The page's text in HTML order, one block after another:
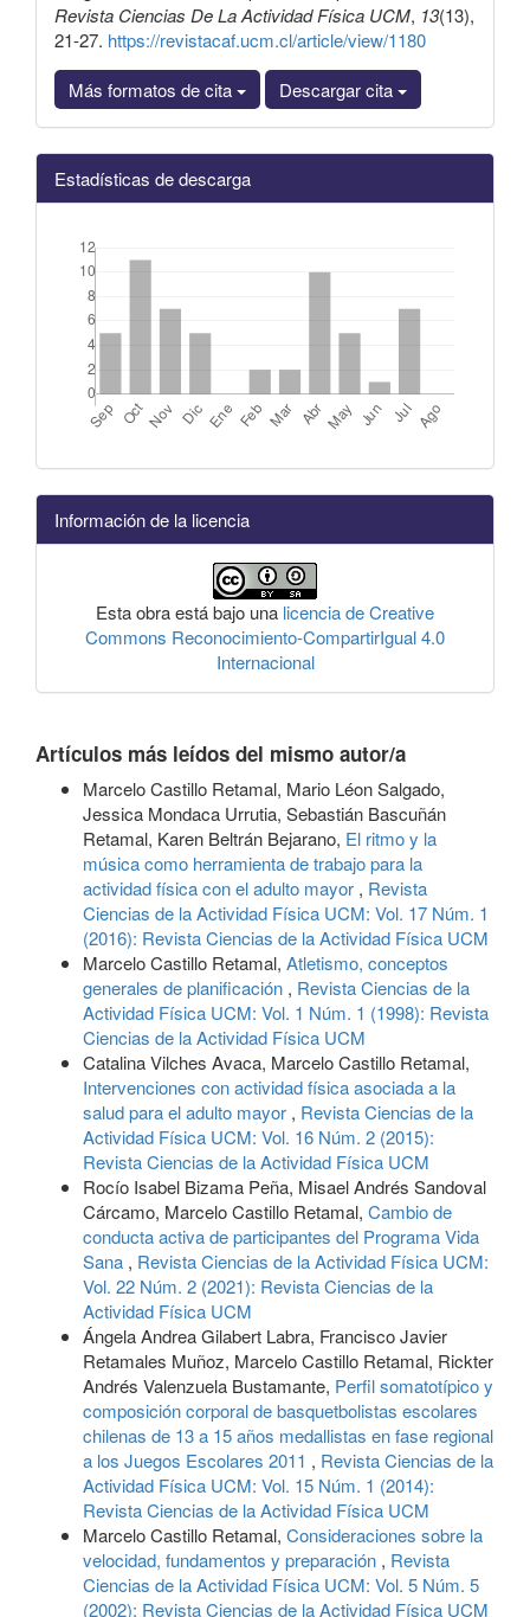
Revista Ciencias De La Actividad Física UCM, 13(13),
21-27. https://revistacaf.ucm.cl/article/view/1180
Más formatos de cita
Descargar cita
Estadísticas de descarga
Información de la licencia
Esta obra está bajo una licencia de Creative
Commons Reconocimiento-CompartirIgual 4.0
Internacional
Artículos más leídos del mismo autor/a
Marcelo Castillo Retamal, Mario Léon Salgado,
Jessica Mondaca Urrutia, Sebastián Bascuñán
Retamal, Karen Beltrán Bejarano, El ritmo y la
música como herramienta de trabajo para la
actividad física con el adulto mayor , Revista
Ciencias de la Actividad Física UCM: Vol. 17 Núm. 1
(2016): Revista Ciencias de la Actividad Física UCM
Marcelo Castillo Retamal, Atletismo, conceptos
generales de planificación , Revista Ciencias de la
Actividad Física UCM: Vol. 1 Núm. 1 (1998): Revista
Ciencias de la Actividad Física UCM
Catalina Vilches Avaca, Marcelo Castillo Retamal,
Intervenciones con actividad física asociada a la
salud para el adulto mayor , Revista Ciencias de la
Actividad Física UCM: Vol. 16 Núm. 2 (2015):
Revista Ciencias de la Actividad Física UCM
Rocío Isabel Bizama Peña, Misael Andrés Sandoval
Cárcamo, Marcelo Castillo Retamal, Cambio de
conducta activa de participantes del Programa Vida
Sana , Revista Ciencias de la Actividad Física UCM:
Vol. 22 Núm. 2 (2021): Revista Ciencias de la
Actividad Física UCM
Ángela Andrea Gilabert Labra, Francisco Javier
Retamales Muñoz, Marcelo Castillo Retamal, Rickter
Andrés Valenzuela Bustamante, Perfil somatotípico y
composición corporal de basquetbolistas escolares
chilenas de 13 a 15 años medallistas en fase regional
a los Juegos Escolares 2011 , Revista Ciencias de la
Actividad Física UCM: Vol. 15 Núm. 1 (2014):
Revista Ciencias de la Actividad Física UCM
Marcelo Castillo Retamal, Consideraciones sobre la
velocidad, fundamentos y preparación , Revista
Ciencias de la Actividad Física UCM: Vol. 5 Núm. 5
(2002): Revista Ciencias de la Actividad Física UCM